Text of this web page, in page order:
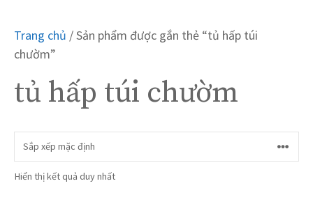
Trang chủ / Sản phẩm được gắn thẻ “tủ hấp túi
chườm”
tủ hấp túi chườm
Hiển thị kết quả duy nhất